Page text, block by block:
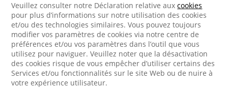
Veuillez consulter notre Déclaration relative auxcookies
pour plus d’informations sur notre utilisation des cookies
et/ou des technologies similaires. Vous pouvez toujours
modifier vos paramètres de cookies via notre centre de
préférences et/ou vos paramètres dans l’outil que vous
utilisez pour naviguer. Veuillez noter que la désactivation
des cookies risque de vous empêcher d’utiliser certains des
Services et/ou fonctionnalités sur le site Web ou de nuire à
votre expérience utilisateur.